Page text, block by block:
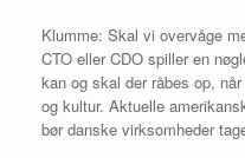
Klumme: Skal vi overvåge
CTO eller CDO spiller en
kan og skal der råbes op,
og kultur. Aktuelle
bør danske virksomheder